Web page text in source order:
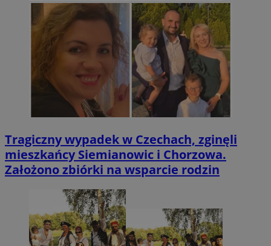
Tragiczny wypadek w Czechach, zginęli
mieszkańcy Siemianowic i Chorzowa.
Założono zbiórki na wsparcie rodzin